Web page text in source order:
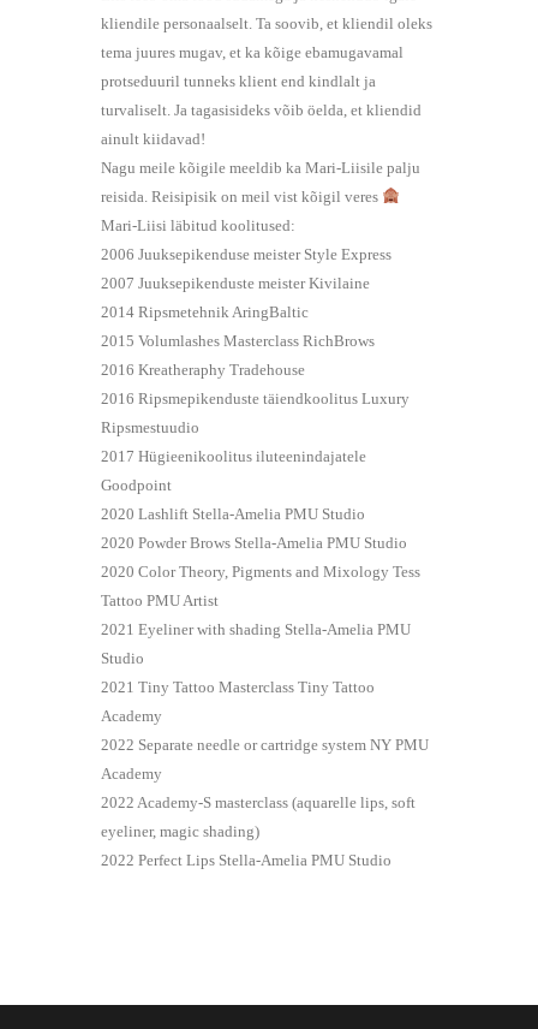
kliendile personaalselt. Ta soovib, et kliendil oleks
tema juures mugav, et ka kõige ebamugavamal
protseduuril tunneks klient end kindlalt ja
turvaliselt. Ja tagasisideks võib öelda, et kliendid
ainult kiidavad!
Nagu meile kõigile meeldib ka Mari-Liisile palju
reisida. Reisipisik on meil vist kõigil veres
Mari-Liisi läbitud koolitused:
2006 Juuksepikenduse meister Style Express
2007 Juuksepikenduste meister Kivilaine
2014 Ripsmetehnik AringBaltic
2015 Volumlashes Masterclass RichBrows
2016 Kreatheraphy Tradehouse
2016 Ripsmepikenduste täiendkoolitus Luxury
Ripsmestuudio
2017 Hügieenikoolitus iluteenindajatele
Goodpoint
2020 Lashlift Stella-Amelia PMU Studio
2020 Powder Brows Stella-Amelia PMU Studio
2020 Color Theory, Pigments and Mixology Tess
Tattoo PMU Artist
2021 Eyeliner with shading Stella-Amelia PMU
Studio
2021 Tiny Tattoo Masterclass Tiny Tattoo
Academy
2022 Separate needle or cartridge system NY PMU
Academy
2022 Academy-S masterclass (aquarelle lips, soft
eyeliner, magic shading)
2022 Perfect Lips Stella-Amelia PMU Studio